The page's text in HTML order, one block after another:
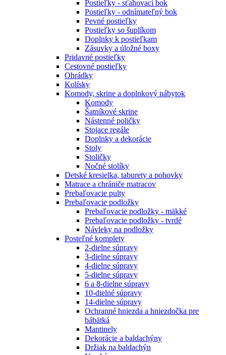
Postieľky - sťahovací bok
Postieľky - odnímateľný bok
Pevné postieľky
Postieľky so šuplíkom
Doplnky k postieľkam
Zásuvky a úložné boxy
Pridavné postieľky
Cestovné postieľky
Ohrádky
Kolísky
Komody, skrine a doplnkový nábytok
Komody
Šatníkové skrine
Nástenné poličky
Stojace regále
Doplnky a dekorácie
Stoly
Stoličky
Nočné stolíky
Detské kresielka, taburety a pohovky
Matrace a chrániče matracov
Prebaľovacie pulty
Prebaľovacie podložky
Prebaľovacie podložky - mäkké
Prebaľovacie podložky - tvrdé
Návleky na podložky
Posteľné komplety
2-dielne súpravy
3-dielne súpravy
4-dielne súpravy
5-dielne súpravy
6 a 8-dielne súpravy
10-dielné súpravy
14-dielne súpravy
Ochranné hniezda a hniezdočka pre
bábätká
Mantinely
Dekorácie a baldachýny
Držiak na baldachýn